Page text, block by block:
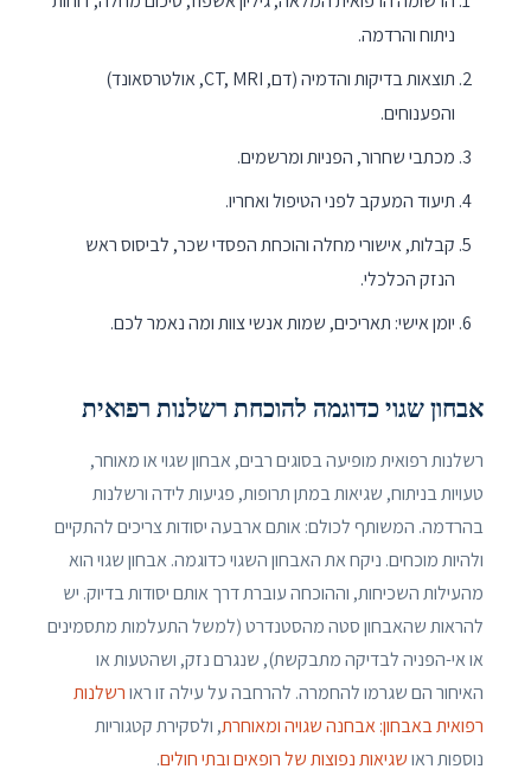
ניתוח והרדמה.
תוצאות בדיקות והדמיה (דם, CT, MRI, אולטרסאונד)
והפענוחים.
מכתבי שחרור, הפניות ומרשמים.
תיעוד המעקב לפני הטיפול ואחריו.
קבלות, אישורי מחלה והוכחת הפסדי שכר, לביסוס ראש
הנזק הכלכלי.
יומן אישי: תאריכים, שמות אנשי צוות ומה נאמר לכם.
אבחון שגוי כדוגמה להוכחת רשלנות רפואית
רשלנות רפואית מופיעה בסוגים רבים, אבחון שגוי או מאוחר,
טעויות בניתוח, שגיאות במתן תרופות, פגיעות לידה ורשלנות
בהרדמה. המשותף לכולם: אותם ארבעה יסודות צריכים להתקיים
ולהיות מוכחים. ניקח את האבחון השגוי כדוגמה. אבחון שגוי הוא
מהעילות השכיחות, וההוכחה עוברת דרך אותם יסודות בדיוק. יש
להראות שהאבחון סטה מהסטנדרט (למשל התעלמות מתסמינים
או אי-הפניה לבדיקה מתבקשת), שנגרם נזק, ושהטעות או
האיחור הם שגרמו להחמרה. להרחבה על עילה זו ראורשלנות
רפואית באבחון: אבחנה שגויה ומאוחרת, ולסקירת קטגוריות
נוספות ראושגיאות נפוצות של רופאים ובתי חולים.